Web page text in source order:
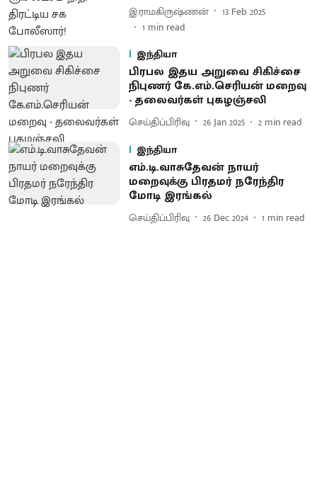
இ.ராமகிருஷ்ணன்
13 Feb 2025
1 min read
இந்தியா
பிரபல இதய அறுவை சிகிச்சை
நிபுணர் கே.எம்.செரியன் மறைவு
- தலைவர்கள் புகழஞ்சலி
செய்திப்பிரிவு 26 Jan 2025 2 min read
இந்தியா
எம்.டி.வாசுதேவன் நாயர்
மறைவுக்கு பிரதமர் நரேந்திர
மோடி இரங்கல்
செய்திப்பிரிவு 26 Dec 2024 1 min read